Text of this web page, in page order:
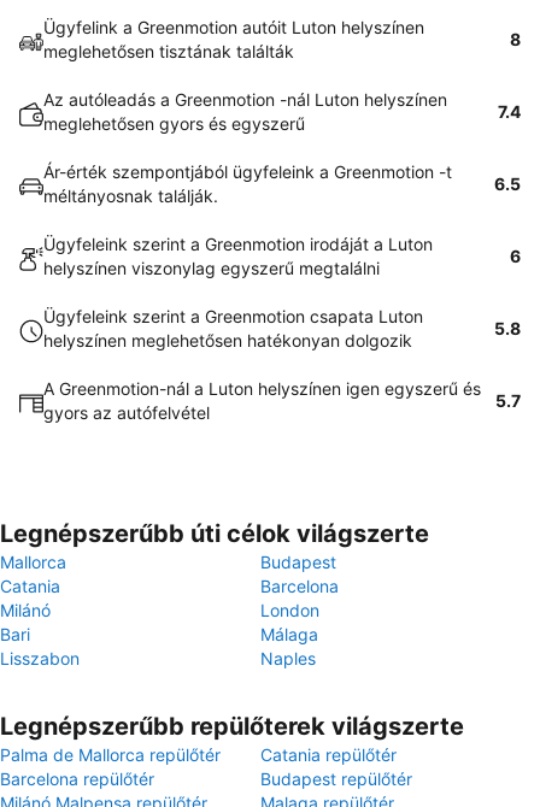
Ügyfelink a Greenmotion autóit Luton helyszínen
meglehetősen tisztának találták
8
Az autóleadás a Greenmotion -nál Luton helyszínen
meglehetősen gyors és egyszerű
7.4
Ár-érték szempontjából ügyfeleink a Greenmotion -t
méltányosnak találják.
6.5
Ügyfeleink szerint a Greenmotion irodáját a Luton
helyszínen viszonylag egyszerű megtalálni
6
Ügyfeleink szerint a Greenmotion csapata Luton
helyszínen meglehetősen hatékonyan dolgozik
5.8
A Greenmotion-nál a Luton helyszínen igen egyszerű és
gyors az autófelvétel
5.7
Legnépszerűbb úti célok világszerte
Mallorca
Budapest
Catania
Barcelona
Milánó
London
Bari
Málaga
Lisszabon
Naples
Legnépszerűbb repülőterek világszerte
Palma de Mallorca repülőtér
Catania repülőtér
Barcelona repülőtér
Budapest repülőtér
Milánó Malpensa repülőtér
Malaga repülőtér